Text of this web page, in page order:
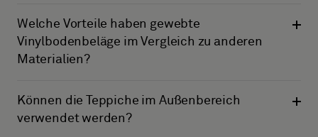
Welche Vorteile haben gewebte
Vinylbodenbeläge im Vergleich zu anderen
Materialien?
Können die Teppiche im Außenbereich
verwendet werden?